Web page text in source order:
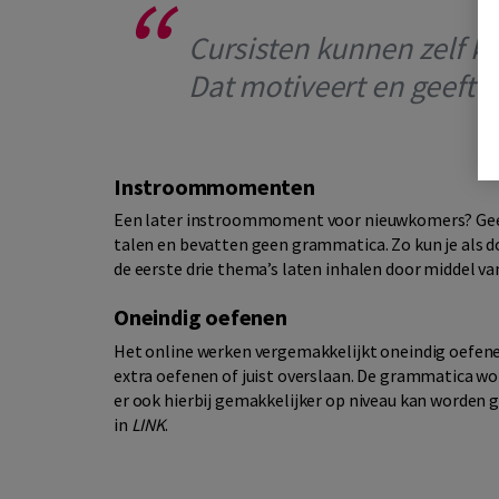
Cursisten kunnen zelf
Dat motiveert en geeft
Instroommomenten
Een later instroommoment voor nieuwkomers?
talen en bevatten geen grammatica. Zo kun je als
de eerste drie thema’s laten inhalen door middel
Oneindig oefenen
Het online werken vergemakkelijkt oneindig
extra oefenen of juist overslaan. De grammatica
er ook hierbij gemakkelijker op niveau kan worden
in LINK.